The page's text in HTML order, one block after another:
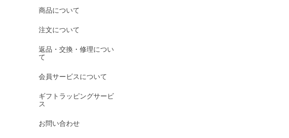
商品について
注文について
返品・交換・修理につい
て
会員サービスについて
ギフトラッピングサービ
ス
お問い合わせ